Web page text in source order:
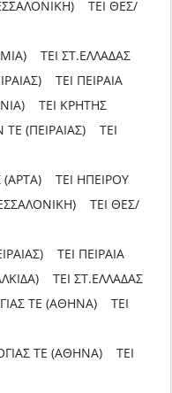
ΤΕΙ ΘΕΣ/
ΤΕΙ ΣΤ.ΕΛΛΑΔΑΣ
ΤΕΙ ΠΕΙΡΑΙΑ
ΤΕΙ ΚΡΗΤΗΣ
(ΠΕΙΡΑΙΑΣ) ΤΕΙ
(ΑΡΤΑ) ΤΕΙ ΗΠΕΙΡΟΥ
ΤΕΙ ΘΕΣ/
ΤΕΙ ΠΕΙΡΑΙΑ
ΤΕΙ ΣΤ.ΕΛΛΑΔΑΣ
ΤΕ (ΑΘΗΝΑ) ΤΕΙ
ΤΕ (ΑΘΗΝΑ) ΤΕΙ